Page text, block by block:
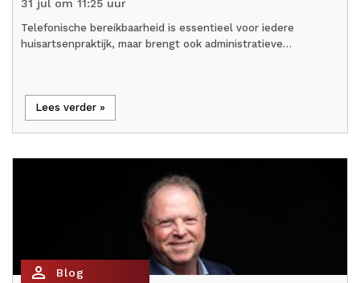
31 jul om 11:25 uur
Telefonische bereikbaarheid is essentieel voor iedere
huisartsenpraktijk, maar brengt ook administratieve…
Lees verder »
person_outline Blog